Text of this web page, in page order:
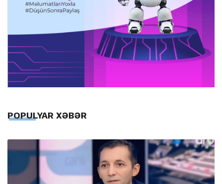
POPULYAR XƏBƏR